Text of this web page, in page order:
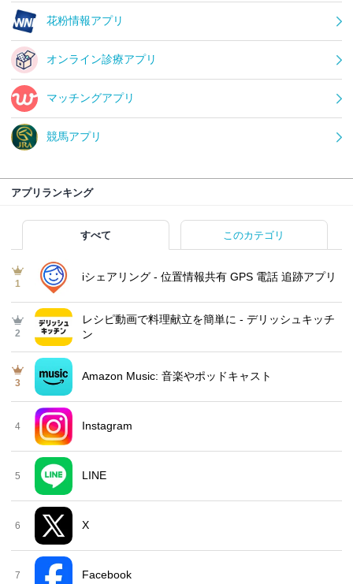
花粉情報アプリ
オンライン診療アプリ
マッチングアプリ
競馬アプリ
アプリランキング
すべて このカテゴリ
1
iシェアリング - 位置情報共有 GPS 電話 追跡アプリ
2
レシピ動画で料理献立を簡単‪に - デリッシュキッチ
ン
3
Amazon Music: 音楽やポッドキャスト
4 Instagram
5 LINE
6 X
7 Facebook